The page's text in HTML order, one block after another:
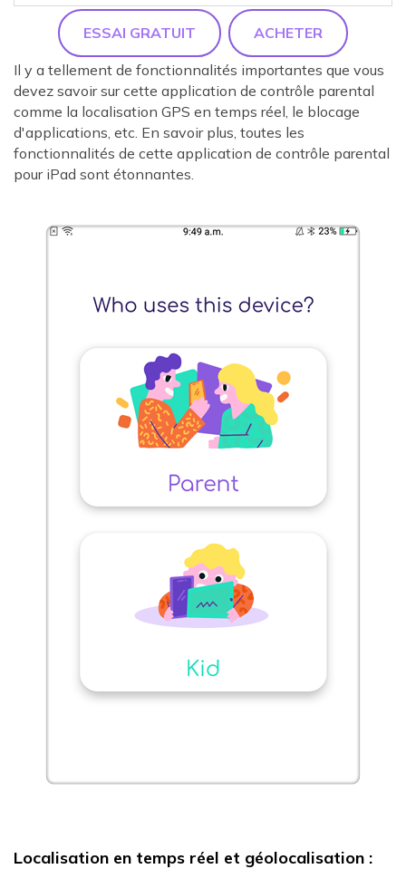
ESSAI GRATUIT ACHETER
Il y a tellement de fonctionnalités importantes que vous
devez savoir sur cette application de contrôle parental
comme la localisation GPS en temps réel, le blocage
d'applications, etc. En savoir plus, toutes les
fonctionnalités de cette application de contrôle parental
pour iPad sont étonnantes.
Localisation en temps réel et géolocalisation :